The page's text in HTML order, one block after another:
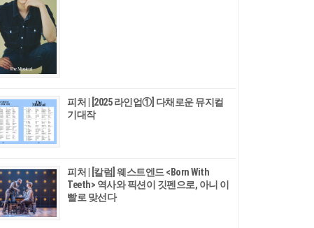
피처 | [2025 라인업①] 다채로운 뮤지컬
기대작
피처 | [칼럼] 웨스트엔드 <Born With
Teeth> 역사와 픽션이 깃펜으로, 아니 이
빨로 맞선다